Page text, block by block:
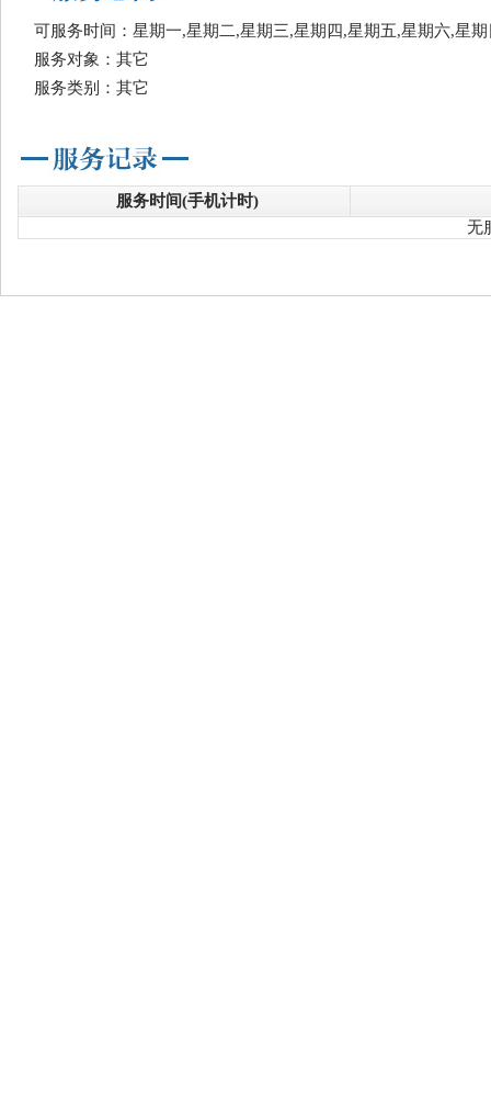
可服务时间：星期一,星期二,星期三,星期四,星期五,星期六,星期
服务对象：其它
服务类别：其它